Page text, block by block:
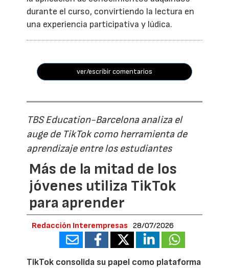
durante el curso, convirtiendo la lectura en
una experiencia participativa y lúdica.
ver/escribir comentarios
TBS Education-Barcelona analiza el
auge de TikTok como herramienta de
aprendizaje entre los estudiantes
Más de la mitad de los
jóvenes utiliza TikTok
para aprender
Redacción Interempresas 28/07/2026
TikTok consolida su papel como plataforma